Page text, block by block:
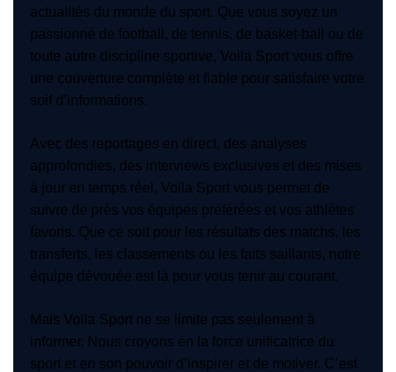
actualités du monde du sport. Que vous soyez un
passionné de football, de tennis, de basket-ball ou de
toute autre discipline sportive, Voila Sport vous offre
une couverture complète et fiable pour satisfaire votre
soif d’informations.
Avec des reportages en direct, des analyses
approfondies, des interviews exclusives et des mises
à jour en temps réel, Voila Sport vous permet de
suivre de près vos équipes préférées et vos athlètes
favoris. Que ce soit pour les résultats des matchs, les
transferts, les classements ou les faits saillants, notre
équipe dévouée est là pour vous tenir au courant.
Mais Voila Sport ne se limite pas seulement à
informer. Nous croyons en la force unificatrice du
sport et en son pouvoir d’inspirer et de motiver. C’est